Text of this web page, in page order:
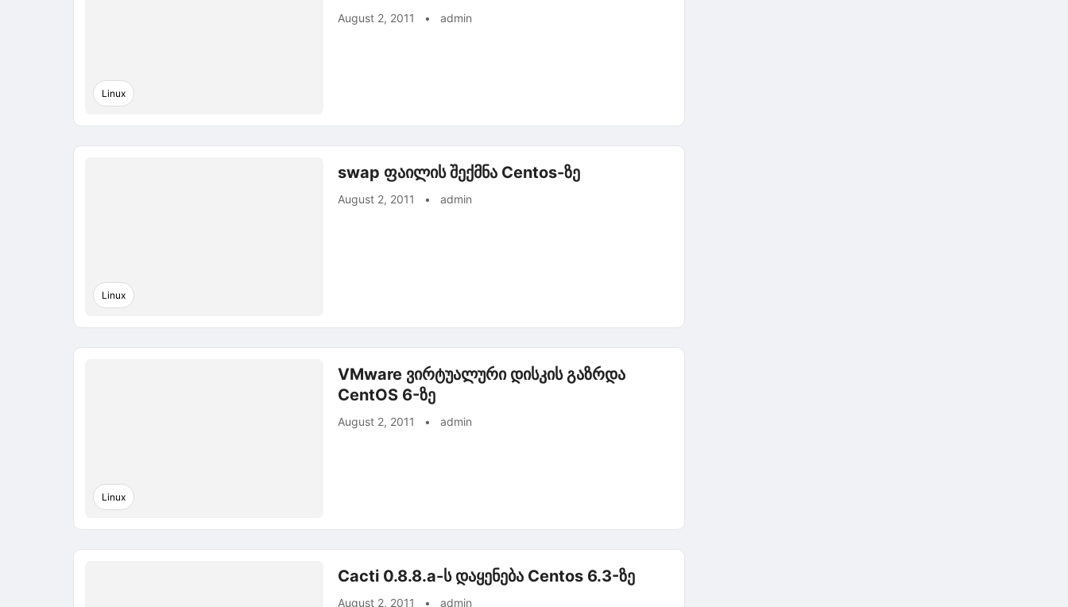
Linux
August 2, 2011 • admin
Linux
swap ფაილის შექმნა Centos-ზე
August 2, 2011 • admin
Linux
VMware ვირტუალური დისკის გაზრდა
CentOS 6-ზე
August 2, 2011 • admin
Cacti 0.8.8.a-ს დაყენება Centos 6.3-ზე
August 2, 2011 • admin